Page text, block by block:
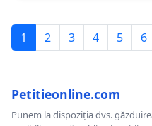
1 2 3 4 5 6
Petitieonline.com
Punem la dispoziția dvs.